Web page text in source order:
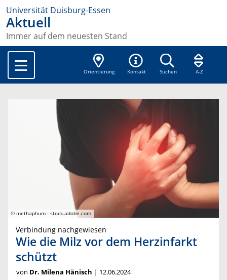
Universität Duisburg-Essen
Aktuell
Immer auf dem neuesten Stand
Orientierung Kontakt Suchen A-Z
© methaphum - stock.adobe.com
Verbindung nachgewiesen
Wie die Milz vor dem Herzinfarkt
schützt
von Dr. Milena Hänisch 12.06.2024